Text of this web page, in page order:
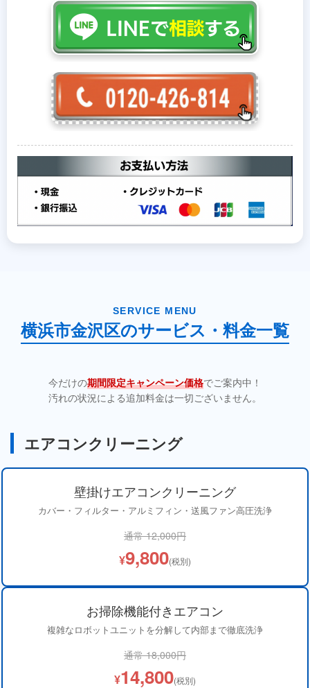
SERVICE MENU
横浜市金沢区のサービス・料金一覧
今だけの期間限定キャンペーン価格でご案内中！
汚れの状況による追加料金は一切ございません。
エアコンクリーニング
壁掛けエアコンクリーニング
カバー・フィルター・アルミフィン・送風ファン高圧洗浄
通常 12,000円
¥9,800(税別)
お掃除機能付きエアコン
複雑なロボットユニットを分解して内部まで徹底洗浄
通常 18,000円
¥14,800(税別)